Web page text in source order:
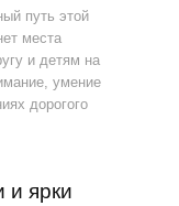
путь этой
места
и детям на
умение
дорогого
и ярки